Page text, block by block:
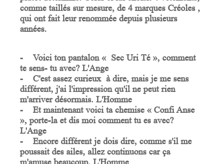
comme taillés sur mesure, de 4 marques Créoles ,
qui ont fait leur renommée depuis plusieurs
années.
- Voici ton pantalon « Sec Uri Té», comment
te sens- tu avec? L'Ange
- C'est assez curieux à dire, mais je me sens
différent, j'ai l'impression qu'il ne peut rien
m'arriver désormais. L'Homme
- Et maintenant voici ta chemise « Confi Anse
», porte-la et dis moi comment tu es avec?
L'Ange
- Encore différent je dois dire, comme s'il me
poussait des ailes, allez continuons car ça
m'amuse beaucoup. L'Homme